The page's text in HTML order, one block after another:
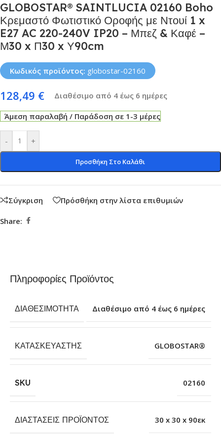
GLOBOSTAR® SAINTLUCIA 02160 Boho
Κρεμαστό Φωτιστικό Οροφής με Ντουί 1 x
E27 AC 220-240V IP20 – Μπεζ & Καφέ –
Μ30 x Π30 x Υ90cm
Κωδικός προϊόντος: globostar-02160
128,49 € Διαθέσιμο από 4 έως 6 ημέρες
Άμεση παραλαβή / Παράδοση σε 1-3 μέρες
- +
Προσθήκη Στο Καλάθι
Σύγκριση Πρόσθήκη στην λίστα επιθυμιών
Share:
Πληροφορίες Προϊόντος
ΔΙΑΘΕΣΙΜΌΤΗΤΑ Διαθέσιμο από 4 έως 6 ημέρες
ΚΑΤΑΣΚΕΥΑΣΤΉΣ GLOBOSTAR®
SKU 02160
ΔΙΑΣΤΆΣΕΙΣ ΠΡΟΪΌΝΤΟΣ 30 x 30 x 90εκ